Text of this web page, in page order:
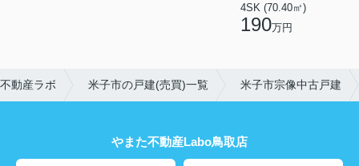
4SK (70.40㎡)
190万円
動産ラボ 米子市の戸建(売買)一覧 米子市宗像中古戸建
やまた不動産Labo鳥取店